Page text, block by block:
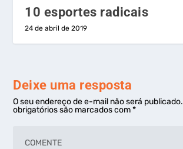
10 esportes radicais
24 de abril de 2019
Deixe uma resposta
O seu endereço de e-mail não será publicado.
obrigatórios são marcados com*